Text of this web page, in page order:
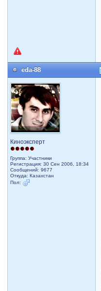
eda-88
Киноэксперт
Группа: Участники
Регистрация: 30 Сен 2006, 18:34
Сообщений: 9677
Откуда: Казахстан
Пол: